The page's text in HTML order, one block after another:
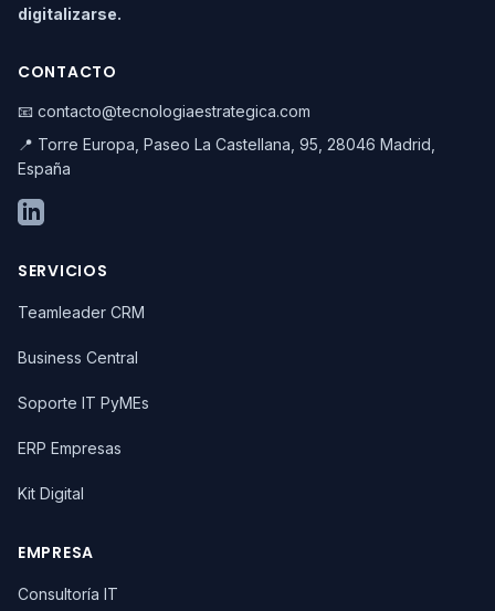
digitalizarse.
CONTACTO
📧 contacto@tecnologiaestrategica.com
📍 Torre Europa, Paseo La Castellana, 95, 28046 Madrid,
España
SERVICIOS
Teamleader CRM
Business Central
Soporte IT PyMEs
ERP Empresas
Kit Digital
EMPRESA
Consultoría IT